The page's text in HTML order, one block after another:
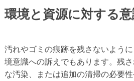
環境と資源に対する
汚れやゴミの痕跡を残さないよう
境意識への訴えでもあります。残
な汚染、または追加の清掃の必要